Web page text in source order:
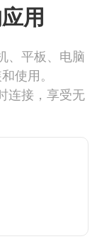
用
、平板、电脑
使用。
连接，享受无